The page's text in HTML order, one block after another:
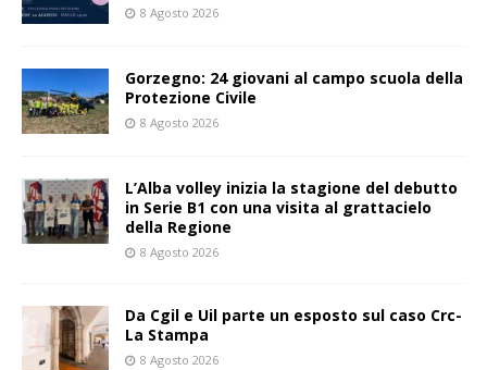
8 Agosto 2026
Gorzegno: 24 giovani al campo scuola della
Protezione Civile
8 Agosto 2026
L’Alba volley inizia la stagione del debutto
in Serie B1 con una visita al grattacielo
della Regione
8 Agosto 2026
Da Cgil e Uil parte un esposto sul caso Crc-
La Stampa
8 Agosto 2026